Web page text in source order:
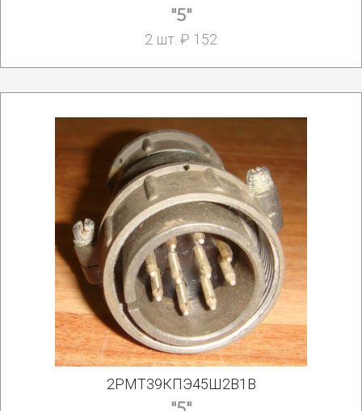
"5"
2 шт. ₽ 152
2РМТ39КПЭ45Ш2В1В